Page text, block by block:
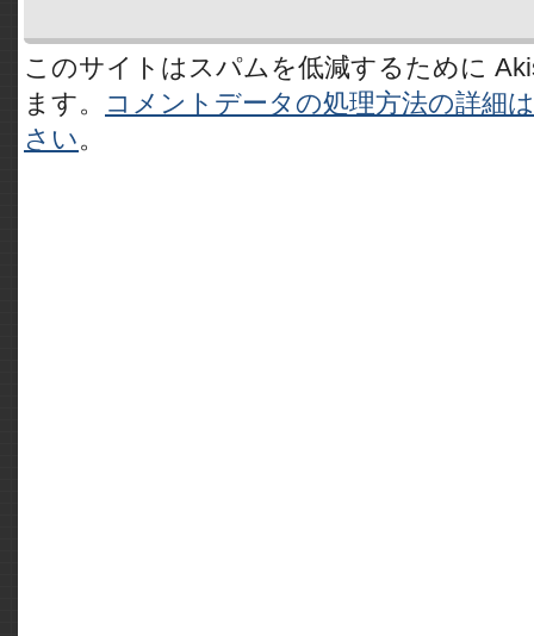
このサイトはスパムを低減するために
ます。
コメントデータの処理方法の詳細
さい。